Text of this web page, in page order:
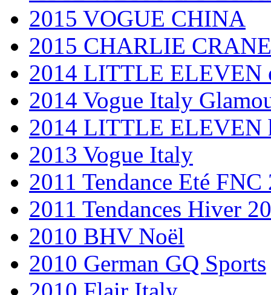
2015 VOGUE CHINA
2015 CHARLIE CRANE
2014 LITTLE ELEVEN
2014 Vogue Italy
2014 LITTLE ELEVEN
2013 Vogue Italy
2011 Tendance Eté FNC
2011 Tendances Hiver
2010 BHV Noël
2010 German GQ Sports